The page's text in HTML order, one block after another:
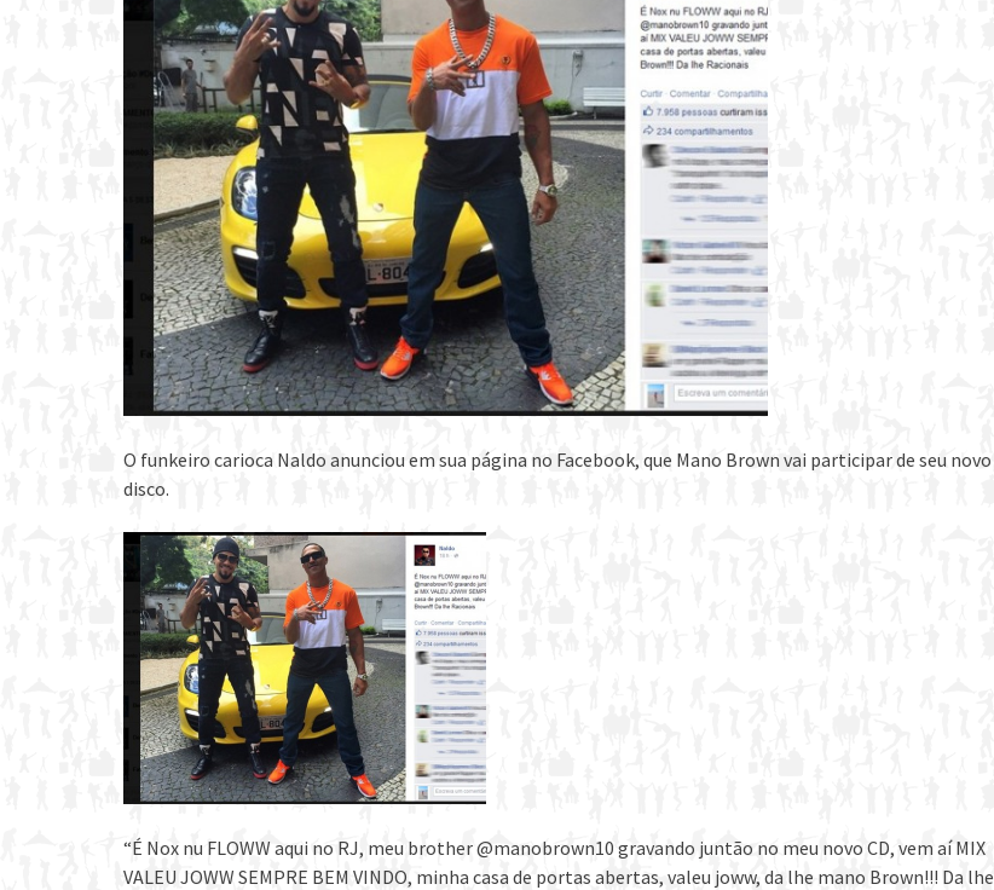
O funkeiro carioca Naldo anunciou em sua página no Facebook, que Mano Brown vai participar de seu novo
disco.
“É Nox nu FLOWW aqui no RJ, meu brother @manobrown10 gravando juntão no meu novo CD, vem aí MIX
VALEU JOWW SEMPRE BEM VINDO, minha casa de portas abertas, valeu joww, da lhe mano Brown!!! Da lhe